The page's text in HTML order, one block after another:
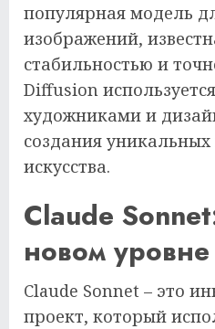
популярная модель
изображений,
стабильностью и
Diffusion
художниками и
создания
искусства.
Claude
новом уровне
Claude Sonnet – это
проект, который